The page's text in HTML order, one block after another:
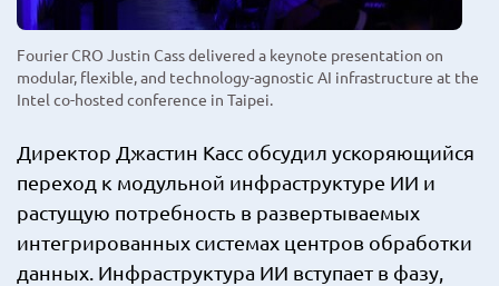
Fourier CRO Justin Cass delivered a keynote presentation on
modular, flexible, and technology-agnostic AI infrastructure at the
Intel co-hosted conference in Taipei.
Директор Джастин Касс обсудил ускоряющийся
переход к модульной инфраструктуре ИИ и
растущую потребность в развертываемых
интегрированных системах центров обработки
данных. Инфраструктура ИИ вступает в фазу,